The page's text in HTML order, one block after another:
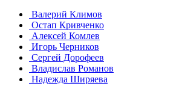
Валерий Климов
Остап Кривченко
Алексей Комлев
Игорь Черников
Сергей Дорофеев
Владислав Романов
Надежда Ширяева